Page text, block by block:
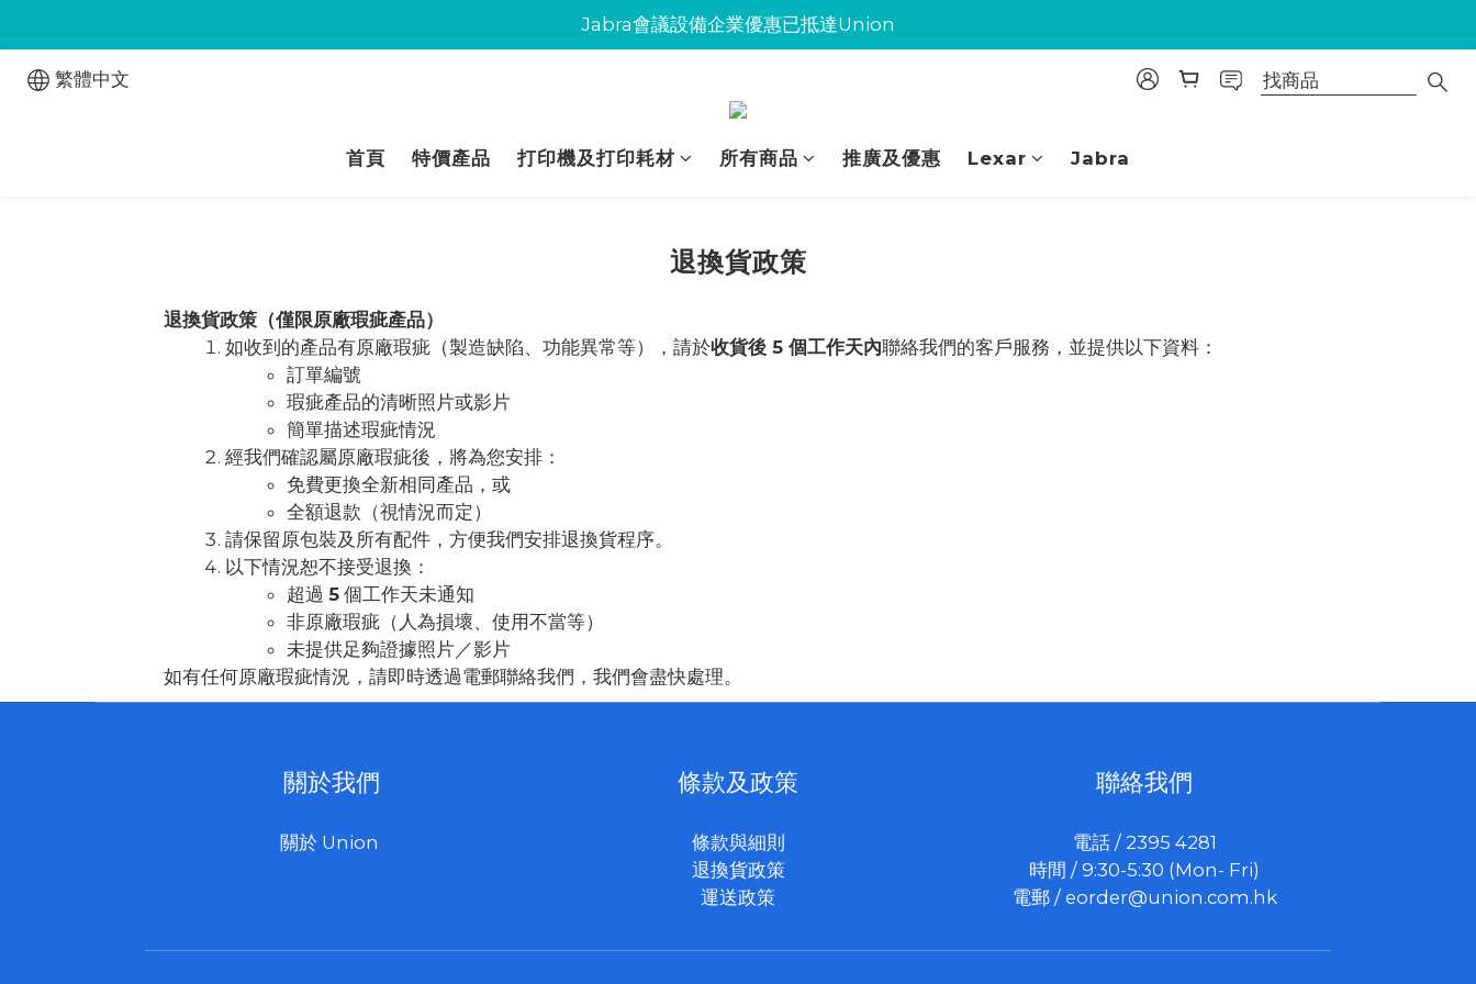
Jabra會議設備企業優惠已抵達Union
Jabra會議設備企業優惠已抵達Union
Jabra會議設備企業優惠已抵達Union
繁體中文
首頁 特價產品 打印機及打印耗材 所有商品 推廣及優惠 Lexar Jabra
退換貨政策
退換貨政策（僅限原廠瑕疵產品）
如收到的產品有原廠瑕疵（製造缺陷、功能異常等），請於收貨後 5 個工作天內聯絡我們的客戶服務，並提供以下資料：
訂單編號
瑕疵產品的清晰照片或影片
簡單描述瑕疵情況
經我們確認屬原廠瑕疵後，將為您安排：
免費更換全新相同產品，或
全額退款（視情況而定）
請保留原包裝及所有配件，方便我們安排退換貨程序。
以下情況恕不接受退換：
超過 5 個工作天未通知
非原廠瑕疵（人為損壞、使用不當等）
未提供足夠證據照片／影片
如有任何原廠瑕疵情況，請即時透過電郵聯絡我們，我們會盡快處理。
關於我們
關於 Union
條款及政策
條款與細則
退換貨政策
運送政策
聯絡我們
電話 / 2395 4281
時間 / 9:30-5:30 (Mon- Fri)
電郵 / eorder@union.com.hk